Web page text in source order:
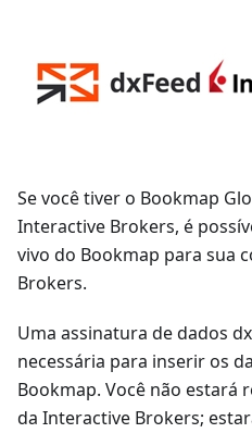
Se você tiver o Bookmap
Interactive Brokers, é
vivo do Bookmap para sua
Brokers.
Uma assinatura de dados
necessária para inserir os
Bookmap. Você não estará
da Interactive Brokers;